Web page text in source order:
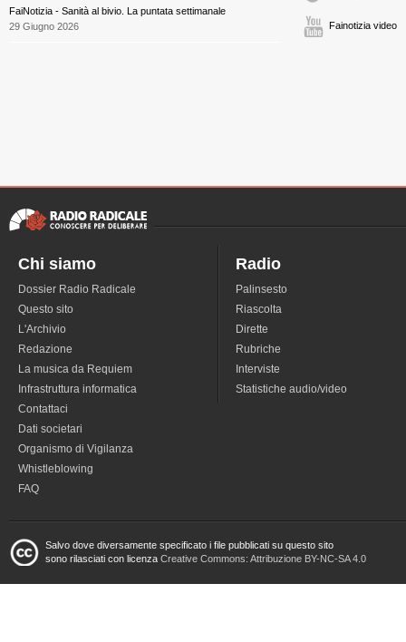
FaiNotizia - Sanità al bivio. La puntata settimanale
29 Giugno 2026
Fainotizia video
Chi siamo
Dossier Radio Radicale
Questo sito
L'Archivio
Redazione
La musica da Requiem
Infrastruttura informatica
Contattaci
Dati societari
Organismo di Vigilanza
Whistleblowing
FAQ
Radio
Palinsesto
Riascolta
Dirette
Rubriche
Interviste
Statistiche audio/video
Salvo dove diversamente specificato i file pubblicati su questo sito
sono rilasciati con licenza Creative Commons: Attribuzione BY-NC-SA 4.0